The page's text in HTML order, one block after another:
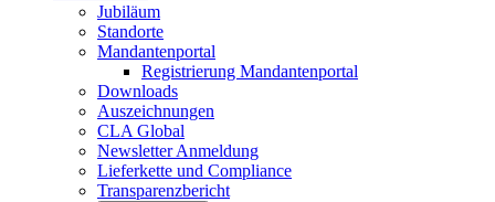
Jubiläum
Standorte
Mandantenportal
Registrierung Mandantenportal
Downloads
Auszeichnungen
CLAGlobal
NewsletterAnmeldung
Lieferkette und Compliance
Transparenzbericht